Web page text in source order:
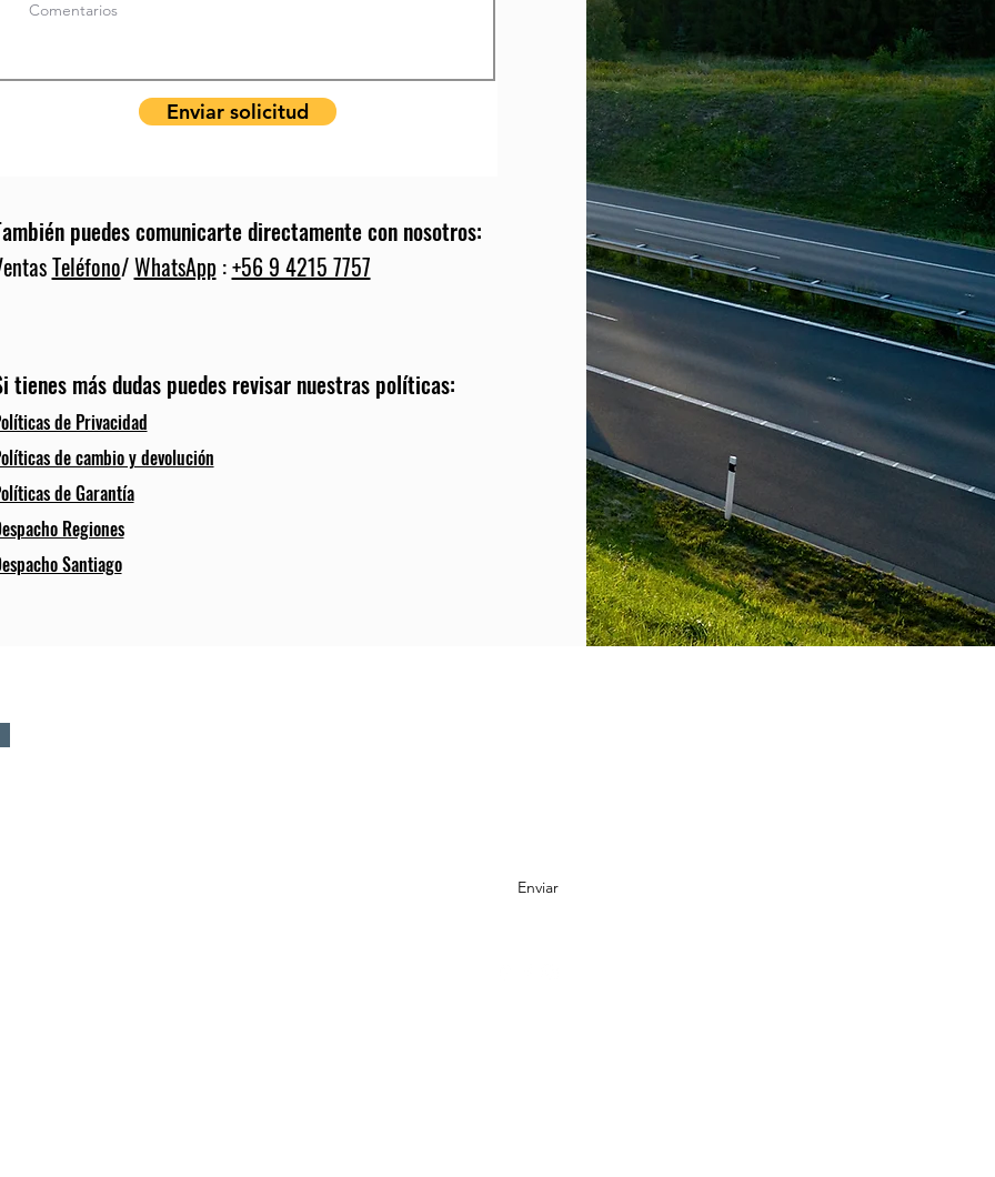
Enviar solicitud
puedes comunicarte directamente con nosotros:
Teléfono/WhatsApp :+56 9 4215 7757
tienes más dudas puedes revisar nuestras políticas:
de Privacidad
de cambio y devolución
de Garantía
Regiones
Santiago
Enviar